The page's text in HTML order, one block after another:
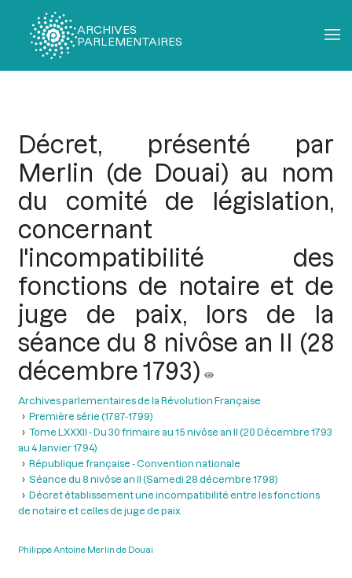
ARCHIVES
PARLEMENTAIRES
Décret, présenté par
Merlin (de Douai) au nom
du comité de législation,
concernant
l'incompatibilité des
fonctions de notaire et de
juge de paix, lors de la
séance du 8 nivôse an II (28
décembre 1793)
Archives parlementaires de la Révolution Française
Première série (1787-1799)
Tome LXXXII - Du 30 frimaire au 15 nivôse an II (20 Décembre 1793
au 4 Janvier 1794)
République française - Convention nationale
Séance du 8 nivôse an II (Samedi 28 décembre 1798)
Décret établissement une incompatibilité entre les fonctions
de notaire et celles de juge de paix
Philippe Antoine Merlin de Douai